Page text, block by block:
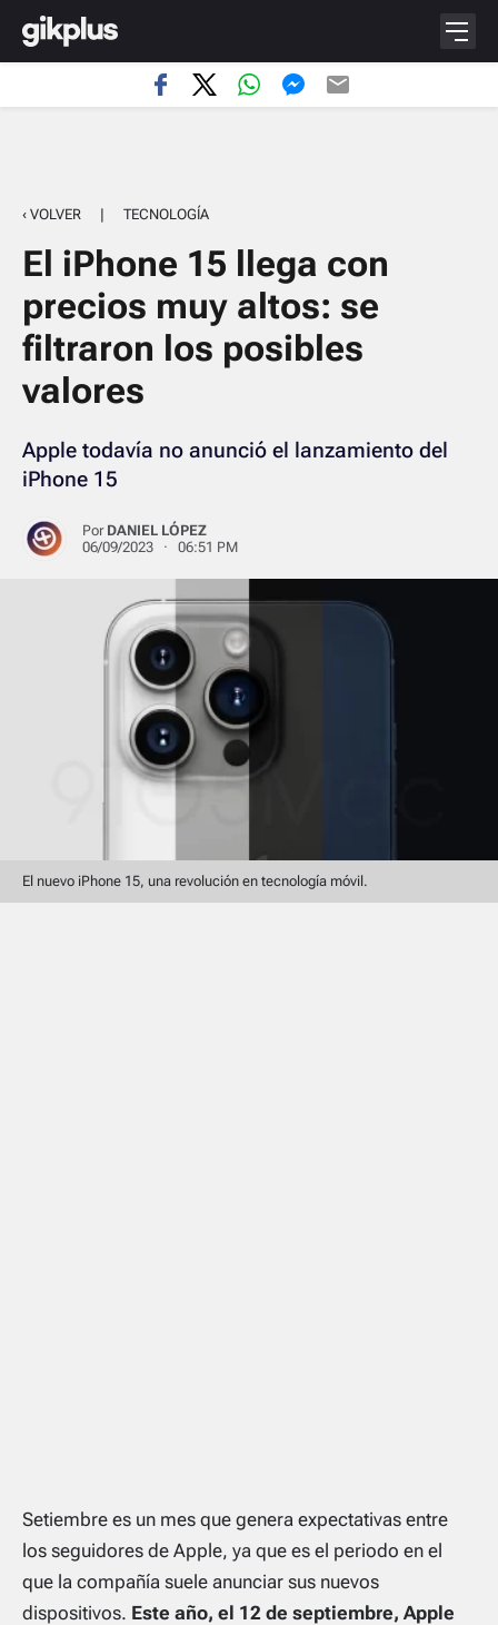
‹ VOLVER | TECNOLOGÍA
El iPhone 15 llega con
precios muy altos: se
filtraron los posibles
valores
Apple todavía no anunció el lanzamiento del
iPhone 15
Por DANIEL LÓPEZ
06/09/2023 · 06:51 PM
El nuevo iPhone 15, una revolución en tecnología móvil.
Setiembre es un mes que genera expectativas entre
los seguidores de Apple, ya que es el periodo en el
que la compañía suele anunciar sus nuevos
dispositivos. Este año, el 12 de septiembre, Apple